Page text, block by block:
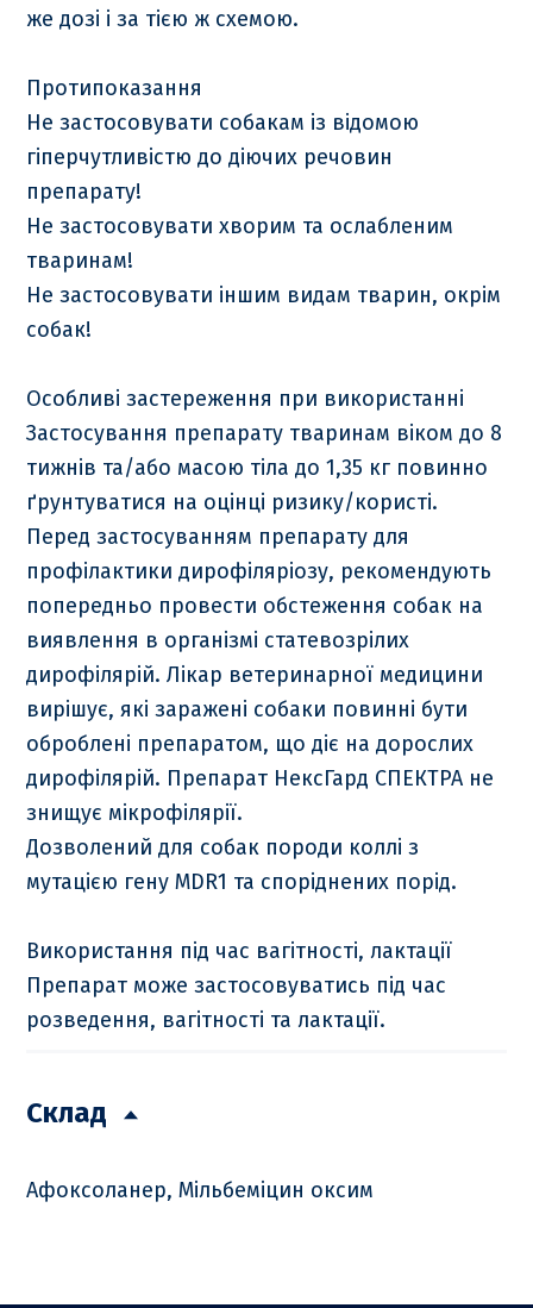
же дозі і за тією ж схемою.
Протипоказання
Не застосовувати собакам із відомою
гіперчутливістю до діючих речовин
препарату!
Не застосовувати хворим та ослабленим
тваринам!
Не застосовувати іншим видам тварин, окрім
собак!
Особливі застереження при використанні
Застосування препарату тваринам віком до 8
тижнів та/або масою тіла до 1,35 кг повинно
ґрунтуватися на оцінці ризику/користі.
Перед застосуванням препарату для
профілактики дирофіляріозу, рекомендують
попередньо провести обстеження собак на
виявлення в організмі статевозрілих
дирофілярій. Лікар ветеринарної медицини
вирішує, які заражені собаки повинні бути
оброблені препаратом, що діє на дорослих
дирофілярій. Препарат НексГард СПЕКТРА не
знищує мікрофілярії.
Дозволений для собак породи коллі з
мутацією гену MDR1 та споріднених порід.
Використання під час вагітності, лактації
Препарат може застосовуватись під час
розведення, вагітності та лактації.
Склад
Афоксоланер, Мільбеміцин оксим